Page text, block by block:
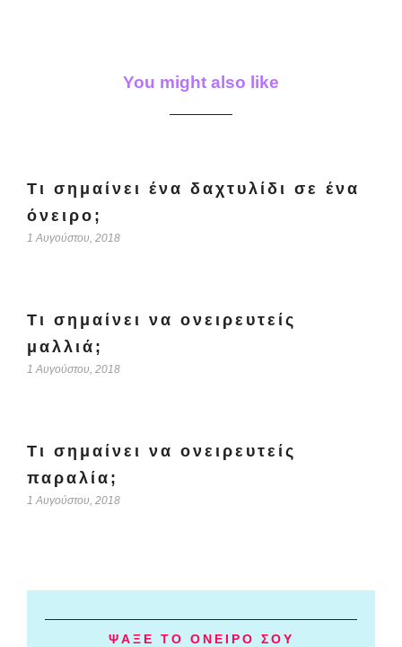
You might also like
Τι σημαίνει ένα δαχτυλίδι σε ένα
όνειρο;
1 Αυγούστου, 2018
Τι σημαίνει να ονειρευτείς
μαλλιά;
1 Αυγούστου, 2018
Τι σημαίνει να ονειρευτείς
παραλία;
1 Αυγούστου, 2018
ΨΑΞΕ ΤΟ ΟΝΕΙΡΟ ΣΟΥ